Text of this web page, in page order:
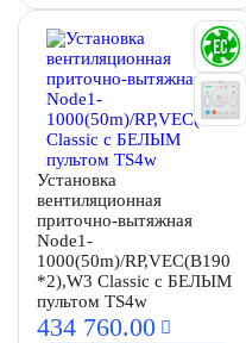
Установка
вентиляционная
приточно-вытяжная
Node1-
1000(50m)/RP,VEC(B190
*2),W3 Classic с БЕЛЫМ
пультом TS4w
434 760.00